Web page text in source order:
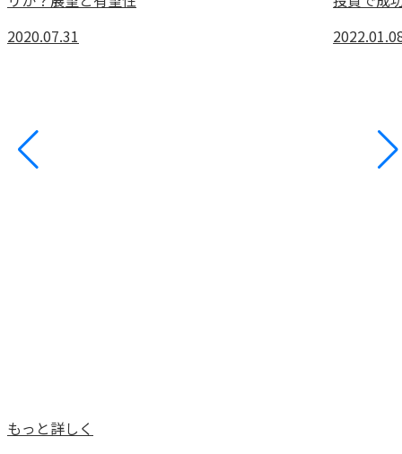
2020.07.31
もっと詳しく